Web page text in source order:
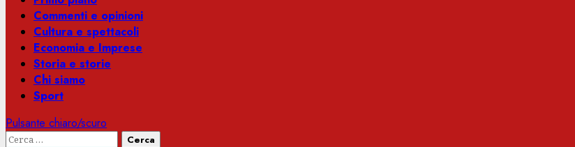
Commenti e opinioni
Cultura e spettacoli
Economia e Imprese
Storia e storie
Chi siamo
Sport
Pulsante chiaro/scuro
Ricerca